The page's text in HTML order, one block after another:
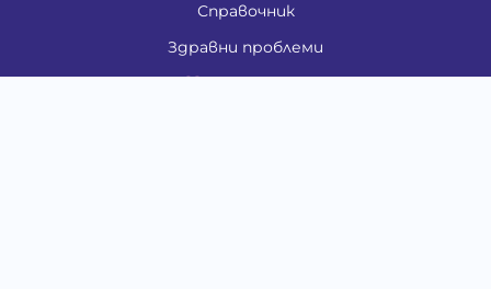
Справочник
Здравни проблеми
Категории